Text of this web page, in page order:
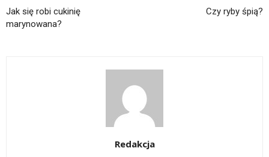
Jak się robi cukinię
marynowana?
Czy ryby śpią?
Redakcja